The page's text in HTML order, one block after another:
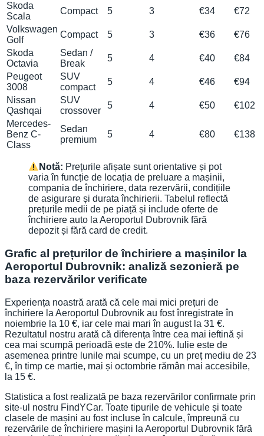
Skoda
Scala
Compact 5 3 €34
€72
Volkswagen
Golf
Compact 5 3 €36
€76
Skoda
Octavia
Sedan /
Break
5 4 €40
€84
Peugeot
3008
SUV
compact
5 4 €46
€94
Nissan
Qashqai
SUV
crossover
5 4 €50
€102
Mercedes-
Benz C-
Class
Sedan
premium
5 4 €80 €138
Notă: Prețurile afișate sunt orientative și pot
varia în funcție de locația de preluare a mașinii,
compania de închiriere, data rezervării, condițiile
de asigurare și durata închirierii. Tabelul reflectă
prețurile medii de pe piață și include oferte de
închiriere auto la Aeroportul Dubrovnik fără
depozit și fără card de credit.
Grafic al prețurilor de închiriere a mașinilor la
Aeroportul Dubrovnik: analiză sezonieră pe
baza rezervărilor verificate
Experiența noastră arată că cele mai mici prețuri de
închiriere la Aeroportul Dubrovnik au fost înregistrate în
noiembrie la 10 €, iar cele mai mari în august la 31 €.
Rezultatul nostru arată că diferența între cea mai ieftină și
cea mai scumpă perioadă este de 210%. Iulie este de
asemenea printre lunile mai scumpe, cu un preț mediu de 23
€, în timp ce martie, mai și octombrie rămân mai accesibile,
la 15 €.
Statistica a fost realizată pe baza rezervărilor confirmate prin
site-ul nostru FindYCar. Toate tipurile de vehicule și toate
clasele de mașini au fost incluse în calcule, împreună cu
rezervările de închiriere mașini la Aeroportul Dubrovnik fără